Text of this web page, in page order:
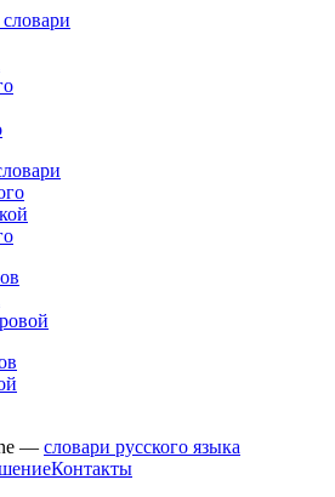
— словари русского языка
Контакты